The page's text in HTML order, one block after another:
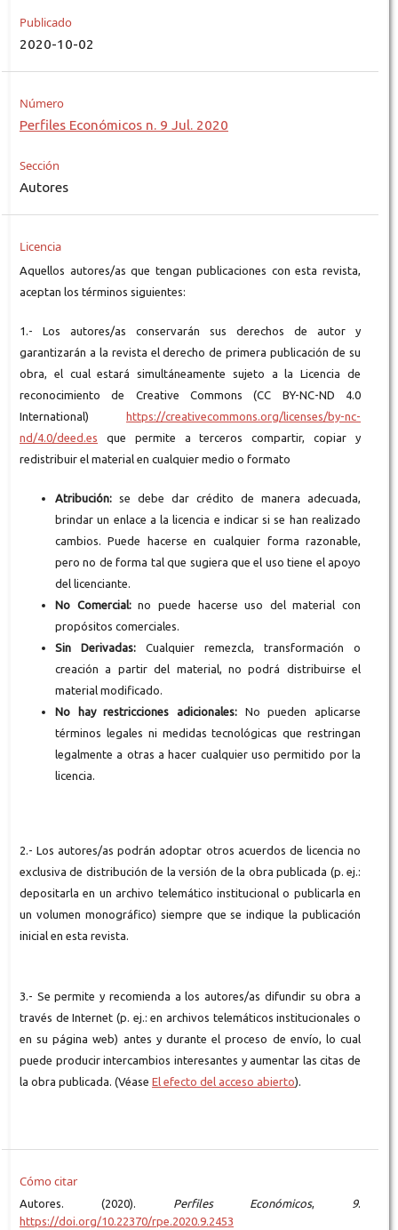
Publicado
2020-10-02
Número
Perfiles Económicos n. 9 Jul. 2020
Sección
Autores
Licencia
Aquellos autores/as que tengan publicaciones con esta revista,
aceptan los términos siguientes:
1.- Los autores/as conservarán sus derechos de autor y
garantizarán a la revista el derecho de primera publicación de su
obra, el cual estará simultáneamente sujeto a la Licencia de
reconocimiento de Creative Commons (CC BY-NC-ND 4.0
International)https://creativecommons.org/licenses/by-nc-
nd/4.0/deed.es que permite a terceros compartir, copiar y
redistribuir el material en cualquier medio o formato
Atribución: se debe dar crédito de manera adecuada,
brindar un enlace a la licencia e indicar si se han realizado
cambios. Puede hacerse en cualquier forma razonable,
pero no de forma tal que sugiera que el uso tiene el apoyo
del licenciante.
No Comercial:no puede hacerse uso del material con
propósitos comerciales.
Sin Derivadas: Cualquier remezcla, transformación o
creación a partir del material, no podrá distribuirse el
material modificado.
No hay restricciones adicionales: No pueden aplicarse
términos legales ni medidas tecnológicas que restringan
legalmente a otras a hacer cualquier uso permitido por la
licencia.
2.- Los autores/as podrán adoptar otros acuerdos de licencia no
exclusiva de distribución de la versión de la obra publicada (p. ej.:
depositarla en un archivo telemático institucional o publicarla en
un volumen monográfico) siempre que se indique la publicación
inicial en esta revista.
3.- Se permite y recomienda a los autores/as difundir su obra a
través de Internet (p. ej.: en archivos telemáticos institucionales o
en su página web) antes y durante el proceso de envío, lo cual
puede producir intercambios interesantes y aumentar las citas de
la obra publicada. (Véase El efecto del acceso abierto).
Cómo citar
Autores. (2020). Perfiles Económicos, 9.
https://doi.org/10.22370/rpe.2020.9.2453